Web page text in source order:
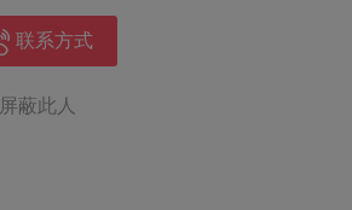
联系方式
屏蔽此人